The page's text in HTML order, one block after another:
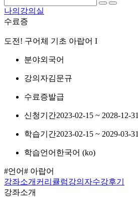
나의강의실
수료증
도전! 구어체 기초 아랍어 I
분야외국어
강의자김문규
수료증발급
신청기간2023-02-15 ~ 2028-12-31
학습기간2023-02-15 ~ 2029-03-31
학습언어 한국어 ‎(ko)‎
#언어# 아랍어
강좌소개 커리큘럼강의자수강후기
강좌소개